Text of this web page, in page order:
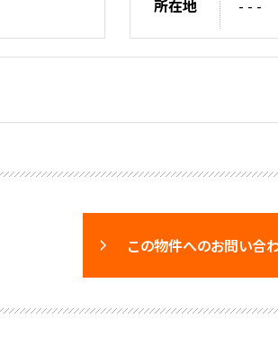
所在地 - - -
この物件へのお問い合